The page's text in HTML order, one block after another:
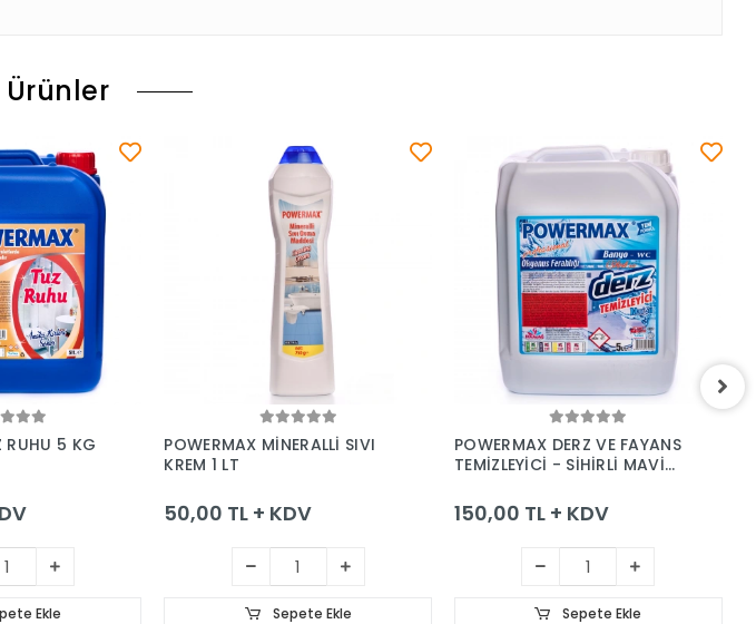
Ürünler
Ekle
RUHU 5 KG
Ekle
Sepete Ekle
POWERMAX MİNERALLİ SIVI
KREM 1 LT
50,00 TL + KDV
Sepete Ekle
Sepete Ekle
POWERMAX DERZ VE FAYANS
TEMİZLEYİCİ - SİHİRLİ MAVİ
150,00 TL + KDV
Sepete Ekle